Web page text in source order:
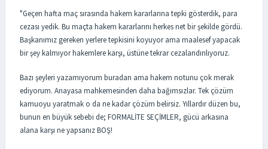
"Geçen hafta maç sırasında hakem kararlarına tepki gösterdik, para
cezası yedik. Bu maçta hakem kararlarını herkes net bir şekilde gördü.
Başkanımız gereken yerlere tepkisini koyuyor ama maalesef yapacak
bir şey kalmıyor hakemlere karşı, üstüne tekrar cezalandırılıyoruz.
Bazı şeyleri yazamıyorum buradan ama hakem notunu çok merak
ediyorum. Anayasa mahkemesinden daha bağımsızlar. Tek çözüm
kamuoyu yaratmak o da ne kadar çözüm belirsiz. Yıllardır düzen bu,
bunun en büyük sebebi de; FORMALİTE SEÇİMLER, gücü arkasına
alana karşı ne yapsanız BOŞ!